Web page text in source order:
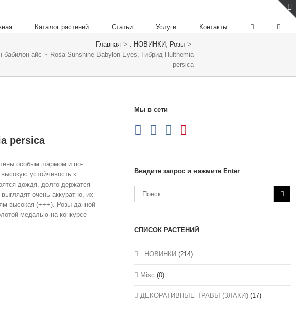
Каталог растений Статьи Услуги Контакты
Главная > . НОВИНКИ, Розы >
бабилон айс ~ Rosa Sunshine Babylon Eyes, Гибрид Hulthemia
persica
persica
особым шармом и по-
устойчивость к
дождя, долго держатся
очень аккуратно, их
высокая (+++). Розы данной
медалью на конкурсе
Мы в сети
Введите запрос и нажмите Enter
СПИСОК РАСТЕНИЙ
. НОВИНКИ (214)
Misc (0)
ДЕКОРАТИВНЫЕ ТРАВЫ (ЗЛАКИ) (17)